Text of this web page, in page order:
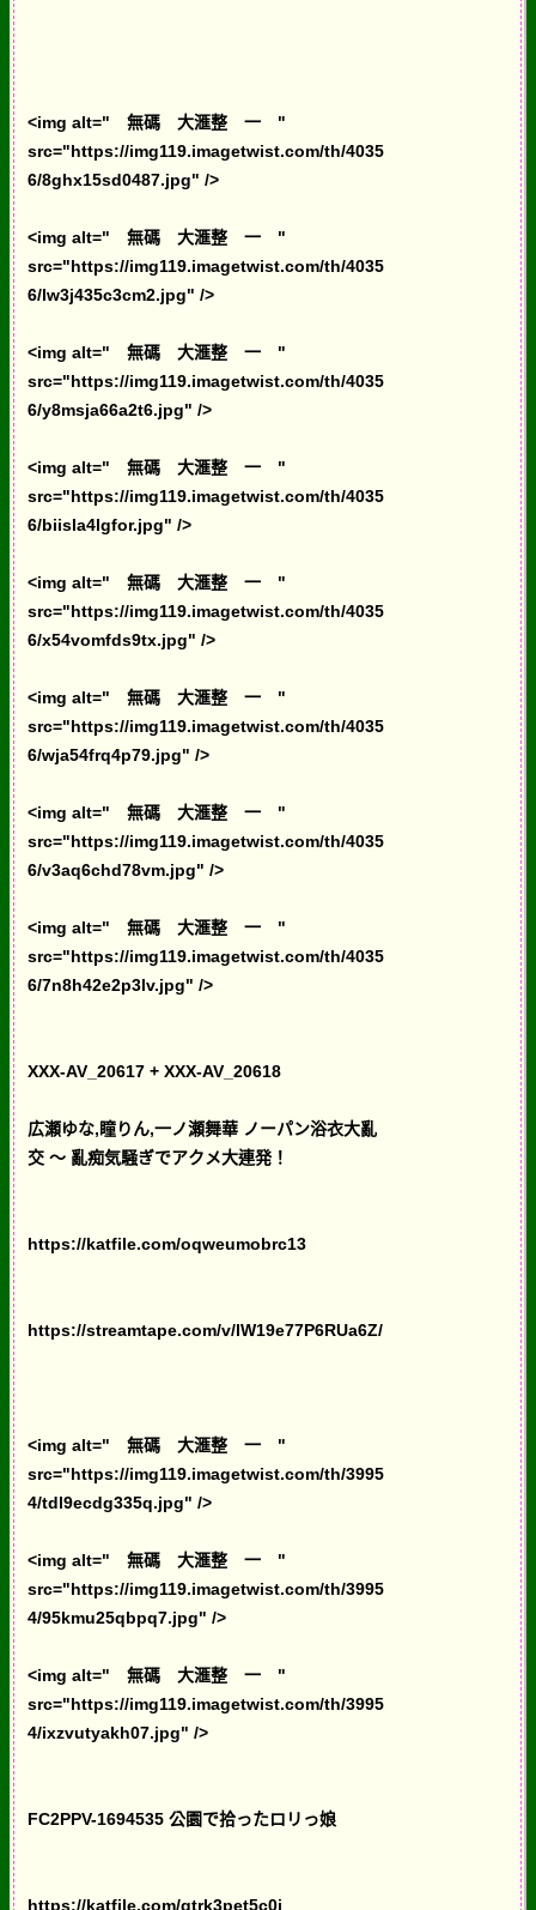
<img alt=" 無碼 大滙整 一 "
src="https://img119.imagetwist.com/th/4035
6/8ghx15sd0487.jpg" />
<img alt=" 無碼 大滙整 一 "
src="https://img119.imagetwist.com/th/4035
6/lw3j435c3cm2.jpg" />
<img alt=" 無碼 大滙整 一 "
src="https://img119.imagetwist.com/th/4035
6/y8msja66a2t6.jpg" />
<img alt=" 無碼 大滙整 一 "
src="https://img119.imagetwist.com/th/4035
6/biisla4lgfor.jpg" />
<img alt=" 無碼 大滙整 一 "
src="https://img119.imagetwist.com/th/4035
6/x54vomfds9tx.jpg" />
<img alt=" 無碼 大滙整 一 "
src="https://img119.imagetwist.com/th/4035
6/wja54frq4p79.jpg" />
<img alt=" 無碼 大滙整 一 "
src="https://img119.imagetwist.com/th/4035
6/v3aq6chd78vm.jpg" />
<img alt=" 無碼 大滙整 一 "
src="https://img119.imagetwist.com/th/4035
6/7n8h42e2p3lv.jpg" />
XXX-AV_20617 + XXX-AV_20618
広瀬ゆな,瞳りん,一ノ瀬舞華 ノーパン浴衣大亂
交 ～ 亂痴気騒ぎでアクメ大連発！
https://katfile.com/oqweumobrc13
https://streamtape.com/v/lW19e77P6RUa6Z/
<img alt=" 無碼 大滙整 一 "
src="https://img119.imagetwist.com/th/3995
4/tdl9ecdg335q.jpg" />
<img alt=" 無碼 大滙整 一 "
src="https://img119.imagetwist.com/th/3995
4/95kmu25qbpq7.jpg" />
<img alt=" 無碼 大滙整 一 "
src="https://img119.imagetwist.com/th/3995
4/ixzvutyakh07.jpg" />
FC2PPV-1694535 公園で拾ったロリっ娘
https://katfile.com/gtrk3pet5c0i